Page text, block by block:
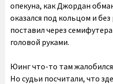
опекуна, как Джордан
оказался под кольцом и
поставил через
головой руками.
Юинг что-то там жалобился
Но судьи посчитали, что